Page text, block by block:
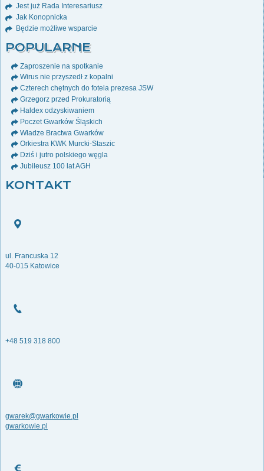
Jest już Rada Interesariusz
Jak Konopnicka
Będzie możliwe wsparcie
POPULARNE
Zaproszenie na spotkanie
Wirus nie przyszedł z kopalni
Czterech chętnych do fotela prezesa JSW
Grzegorz przed Prokuratorią
Haldex odzyskiwaniem
Poczet Gwarków Śląskich
Władze Bractwa Gwarków
Orkiestra KWK Murcki-Staszic
Dziś i jutro polskiego węgla
Jubileusz 100 lat AGH
KONTAKT
ul. Francuska 12
40-015 Katowice
+48 519 318 800
gwarek@gwarkowie.pl
gwarkowie.pl